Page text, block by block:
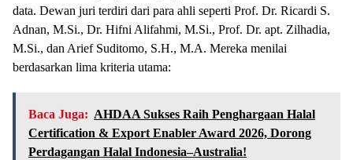
data. Dewan juri terdiri dari para ahli seperti Prof. Dr. Ricardi S.
Adnan, M.Si., Dr. Hifni Alifahmi, M.Si., Prof. Dr. apt. Zilhadia,
M.Si., dan Arief Suditomo, S.H., M.A. Mereka menilai
berdasarkan lima kriteria utama:
Baca Juga: AHDAA Sukses Raih Penghargaan Halal
Certification & Export Enabler Award 2026, Dorong
Perdagangan Halal Indonesia–Australia!